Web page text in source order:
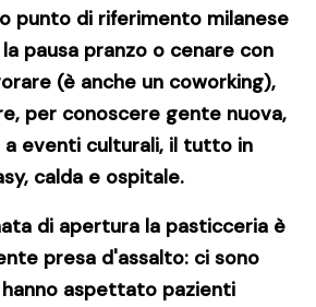
punto di riferimento milanese
pausa pranzo o cenare con
(è anche un coworking),
per conoscere gente nuova,
eventi culturali, il tutto in
calda e ospitale.
di apertura la pasticceria è
presa d'assalto: ci sono
aspettato pazienti